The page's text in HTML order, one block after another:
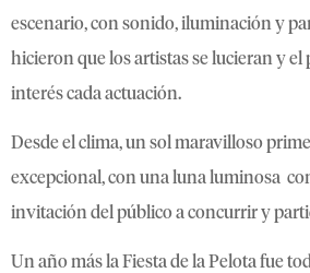
escenario, con sonido, iluminación y
hicieron que los artistas se lucieran y el
interés cada actuación.
Desde el clima, un sol maravilloso
excepcional, con una luna luminosa
invitación del público a concurrir y
Un año más la Fiesta de la Pelota fue